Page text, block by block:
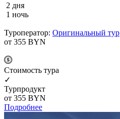
2 дня
1 ночь
Туроператор: Оригинальный тур
от 355 BYN
Cтоимость тура
✓
Турпродукт
от 355 BYN
Подробнее